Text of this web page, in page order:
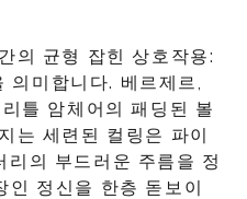
의 균형 잡힌 상호작용:
의미합니다. 베르제르,
틀 암체어의 패딩된 볼
는 세련된 컬링은 파이
리의 부드러운 주름을 정
인 정신을 한층 돋보이